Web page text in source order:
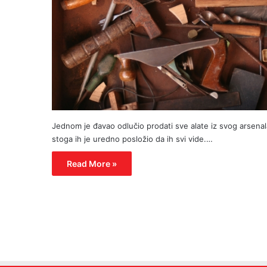
Jednom je đavao odlučio prodati sve alate iz svog
stoga ih je uredno posložio da ih svi vide.…
Read More »